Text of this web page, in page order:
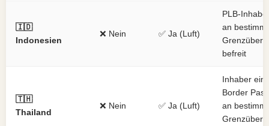
🇮🇩
Indonesien
❌ Nein ✅ Ja (Luft)
PLB-
an
befreit
🇹🇭
Thailand
❌ Nein ✅ Ja (Luft)
Inhaber
Border
an